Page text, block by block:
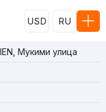
USD RU
Мукими улица